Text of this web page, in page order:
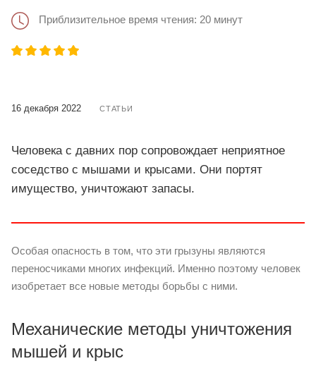
Приблизительное время чтения: 20 минут
16 декабря 2022 СТАТЬИ
Человека с давних пор сопровождает неприятное
соседство с мышами и крысами. Они портят
имущество, уничтожают запасы.
Особая опасность в том, что эти грызуны являются
переносчиками многих инфекций. Именно поэтому человек
изобретает все новые методы борьбы с ними.
Механические методы уничтожения
мышей и крыс